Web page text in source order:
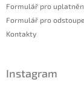
Formulář pro
Formulář pro
Kontakty
Instagram